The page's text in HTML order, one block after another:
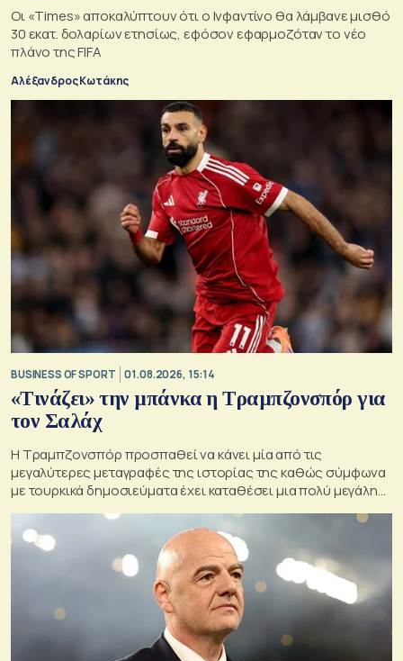
Οι «Times» αποκαλύπτουν ότι ο Ινφαντίνο θα λάμβανε μισθό
30 εκατ. δολαρίων ετησίως, εφόσον εφαρμοζόταν το νέο
πλάνο της FIFA
Αλέξανδρος Κωτάκης
BUSINESS OF SPORT 01.08.2026, 15:14
«Τινάζει» την μπάνκα η Τραμπζονσπόρ για
τον Σαλάχ
Η Τραμπζονσπόρ προσπαθεί να κάνει μία από τις
μεγαλύτερες μεταγραφές της ιστορίας της καθώς σύμφωνα
με τουρκικά δημοσιεύματα έχει καταθέσει μια πολύ μεγάλη